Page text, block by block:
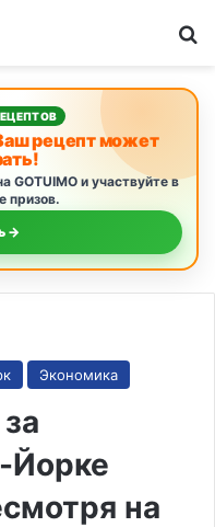
рецепт может
GOTUIMO и участвуйте в
призов.
→
Экономика
Йорке
на